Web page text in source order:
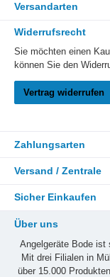
Versandarten
Widerrufsrecht
Sie möchten einen
können Sie den
Vertrag widerrufen
Zahlungsarten
Versand / Zentrale
Sicher Einkaufen
Über uns
Angelgeräte Bode ist
Mit drei Filialen in
über 15.000